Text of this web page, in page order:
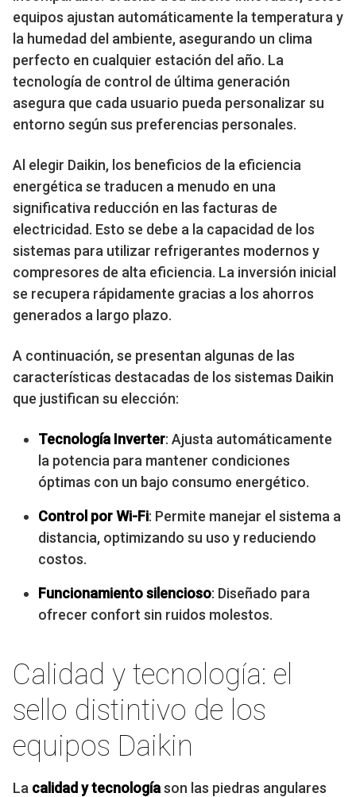
equipos ajustan automáticamente la temperatura y
la humedad del ambiente, asegurando un clima
perfecto en cualquier estación del año. La
tecnología de control de última generación
asegura que cada usuario pueda personalizar su
entorno según sus preferencias personales.
Al elegir Daikin, los beneficios de la eficiencia
energética se traducen a menudo en una
significativa reducción en las facturas de
electricidad. Esto se debe a la capacidad de los
sistemas para utilizar refrigerantes modernos y
compresores de alta eficiencia. La inversión inicial
se recupera rápidamente gracias a los ahorros
generados a largo plazo.
A continuación, se presentan algunas de las
características destacadas de los sistemas Daikin
que justifican su elección:
Tecnología Inverter: Ajusta automáticamente
la potencia para mantener condiciones
óptimas con un bajo consumo energético.
Control por Wi-Fi: Permite manejar el sistema a
distancia, optimizando su uso y reduciendo
costos.
Funcionamiento silencioso: Diseñado para
ofrecer confort sin ruidos molestos.
Calidad y tecnología: el
sello distintivo de los
equipos Daikin
La calidad y tecnologíason las piedras angulares